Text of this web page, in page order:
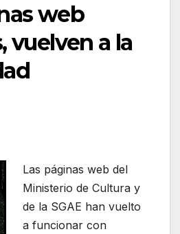
web
vuelven a la
Las páginas web del
Ministerio de Cultura y
de la SGAE han vuelto
a funcionar con